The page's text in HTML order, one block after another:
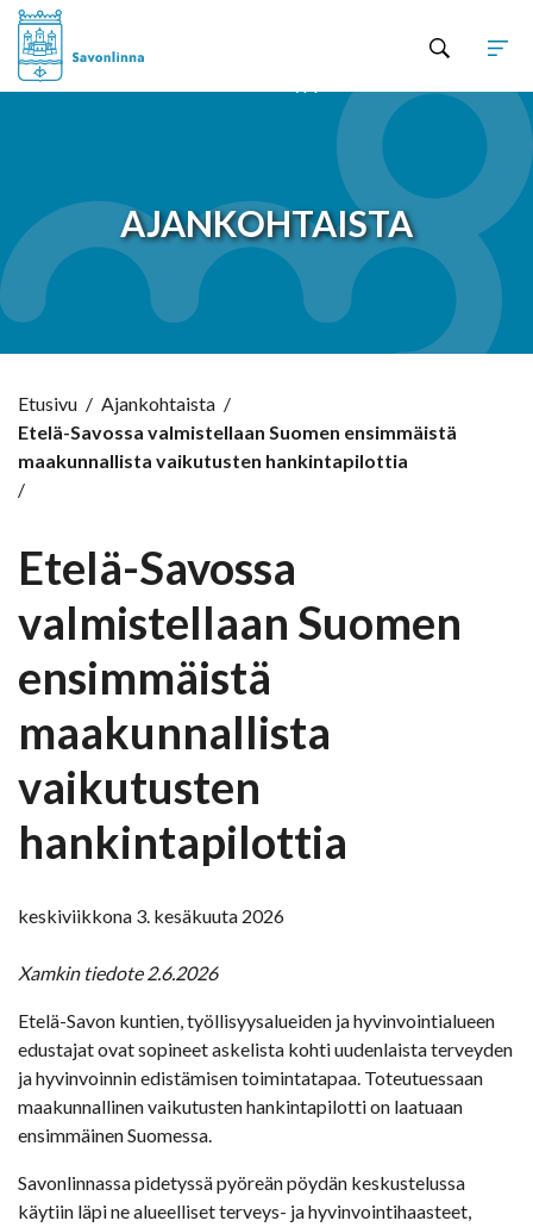
AJANKOHTAISTA
Etusivu / Ajankohtaista /
Etelä-Savossa valmistellaan Suomen ensimmäistä
maakunnallista vaikutusten hankintapilottia
/
Etelä-Savossa
valmistellaan Suomen
ensimmäistä
maakunnallista
vaikutusten
hankintapilottia
keskiviikkona 3. kesäkuuta 2026
Xamkin tiedote 2.6.2026
Etelä-Savon kuntien, työllisyysalueiden ja hyvinvointialueen
edustajat ovat sopineet askelista kohti uudenlaista terveyden
ja hyvinvoinnin edistämisen toimintatapaa. Toteutuessaan
maakunnallinen vaikutusten hankintapilotti on laatuaan
ensimmäinen Suomessa.
Savonlinnassa pidetyssä pyöreän pöydän keskustelussa
käytiin läpi ne alueelliset terveys- ja hyvinvointihaasteet,